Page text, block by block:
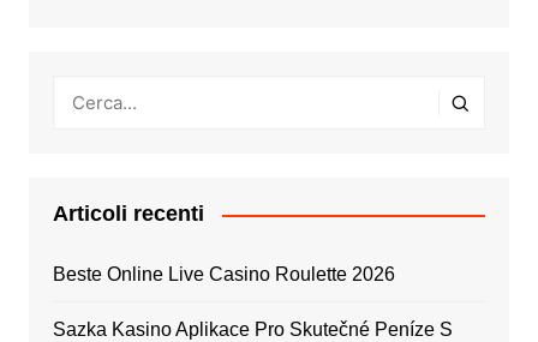
Articoli recenti
Beste Online Live Casino Roulette 2026
Sazka Kasino Aplikace Pro Skutečné Peníze S